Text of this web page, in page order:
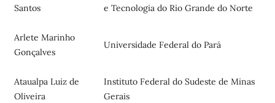
Santos
e Tecnologia do Rio Grande do Norte
Arlete Marinho
Gonçalves
Universidade Federal do Pará
Ataualpa Luiz de
Oliveira
Instituto Federal do Sudeste de Minas
Gerais